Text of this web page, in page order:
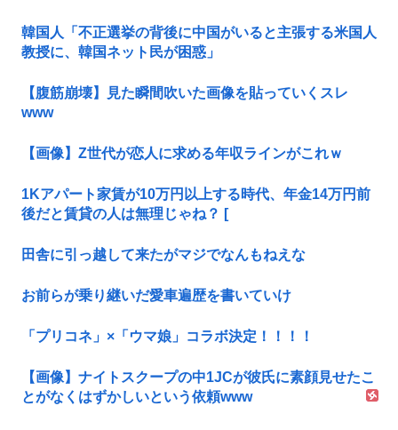
韓国人「不正選挙の背後に中国がいると主張する米国人
教授に、韓国ネット民が困惑」
【腹筋崩壊】見た瞬間吹いた画像を貼っていくスレ
www
【画像】Z世代が恋人に求める年収ラインがこれｗ
1Kアパート家賃が10万円以上する時代、年金14万円前
後だと賃貸の人は無理じゃね？ [
田舎に引っ越して来たがマジでなんもねえな
お前らが乗り継いだ愛車遍歴を書いていけ
「プリコネ」×「ウマ娘」コラボ決定！！！！
【画像】ナイトスクープの中1JCが彼氏に素顔見せたこ
とがなくはずかしいという依頼www